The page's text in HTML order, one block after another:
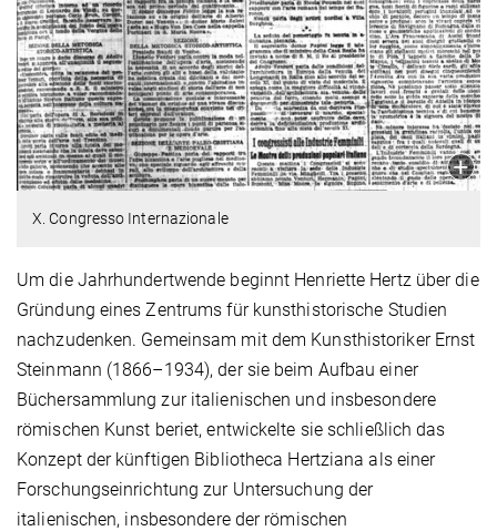
X. Congresso Internazionale
Um die Jahrhundertwende beginnt Henriette Hertz über die
Gründung eines Zentrums für kunsthistorische Studien
nachzudenken. Gemeinsam mit dem Kunsthistoriker Ernst
Steinmann (1866–1934), der sie beim Aufbau einer
Büchersammlung zur italienischen und insbesondere
römischen Kunst beriet, entwickelte sie schließlich das
Konzept der künftigen Bibliotheca Hertziana als einer
Forschungseinrichtung zur Untersuchung der
italienischen, insbesondere der römischen